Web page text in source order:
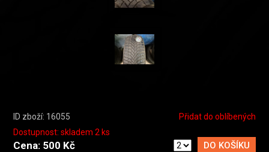
ID zboží: 16055
Přidat do oblíbených
Dostupnost: skladem 2 ks
Cena: 500 Kč DO KOŠÍKU